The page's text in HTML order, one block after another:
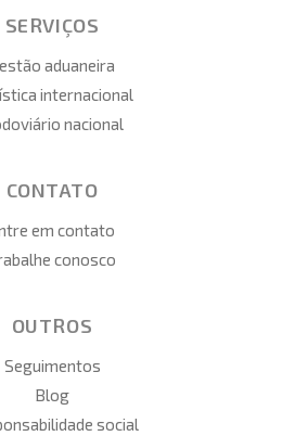
SERVIÇOS
aduaneira
internacional
nacional
CONTATO
em contato
conosco
OUTROS
Seguimentos
Blog
social